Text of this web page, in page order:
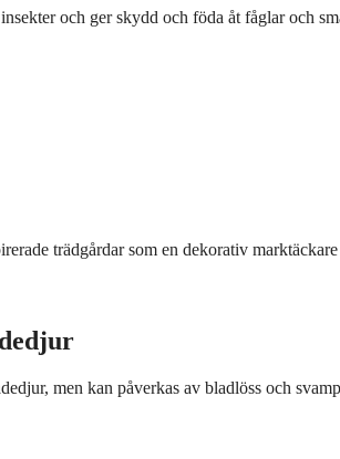
och ger skydd och föda åt fåglar och
trädgårdar som en dekorativ
men kan påverkas av bladlöss och